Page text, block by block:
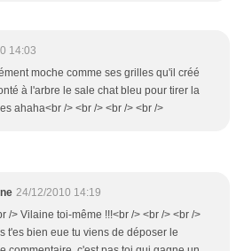
14:03
moche comme ses grilles qu'il créé
à l'arbre le sale chat bleu pour tirer la
ahaha<br /> <br /> <br /> <br />
24/12/2010 14:19
/> Vilaine toi-même !!!<br /> <br /> <br />
t'es bien eue tu viens de déposer le